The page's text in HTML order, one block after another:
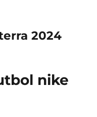
2024
nike